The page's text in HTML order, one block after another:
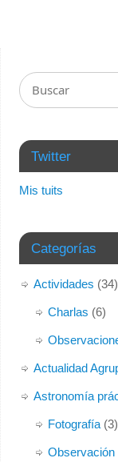
Twitter
Mis tuits
Categorías
Actividades (34)
Charlas (6)
Actualidad
Astronomía
Fotografía(3)
Observación